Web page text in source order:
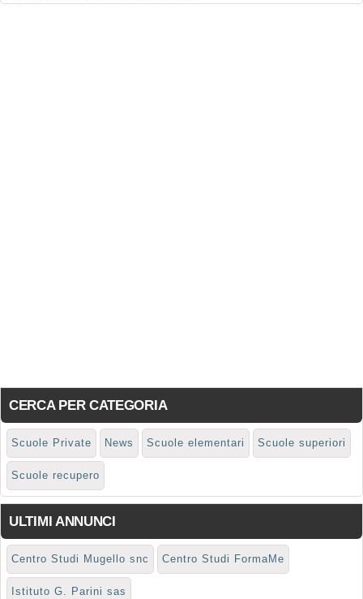
CERCA PER CATEGORIA
Scuole Private News Scuole elementari Scuole superiori
Scuole recupero
ULTIMI ANNUNCI
Centro Studi Mugello snc Centro Studi FormaMe
Istituto G. Parini sas